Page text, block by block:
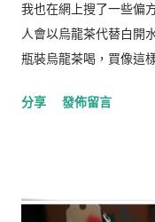
我也在網上搜了一些偏
人會以烏龍茶代替白開
瓶裝烏龍茶喝，買像這
地變成了一種習慣，一
分享 發佈留言